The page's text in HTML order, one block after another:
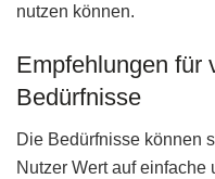
nutzen können.
Empfehlungen für
Bedürfnisse
Die Bedürfnisse können
Nutzer Wert auf